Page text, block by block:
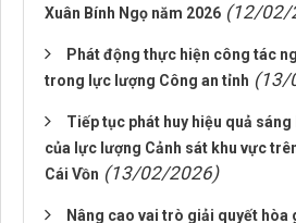
Xuân Bính Ngọ năm 2026 (12/02/
Phát động thực hiện công tác
trong lực lượng Công an tỉnh (13/
Tiếp tục phát huy hiệu quả sáng
của lực lượng Cảnh sát khu vực
Cái Vồn (13/02/2026)
Nâng cao vai trò giải quyết hòa